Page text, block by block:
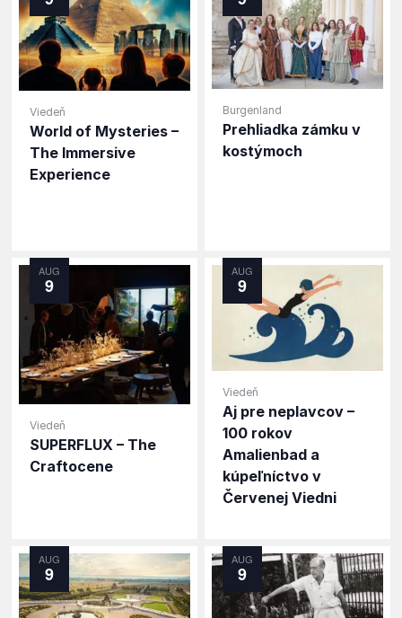
World of Mysteries –
The Immersive
Experience
Viedeň
Prehliadka zámku v
kostýmoch
Burgenland
AUG
9
SUPERFLUX – The
Craftocene
Viedeň
AUG
9
Aj pre neplavcov –
100 rokov
Amalienbad a
kúpeľníctvo v
Červenej Viedni
Viedeň
AUG
9
AUG
9